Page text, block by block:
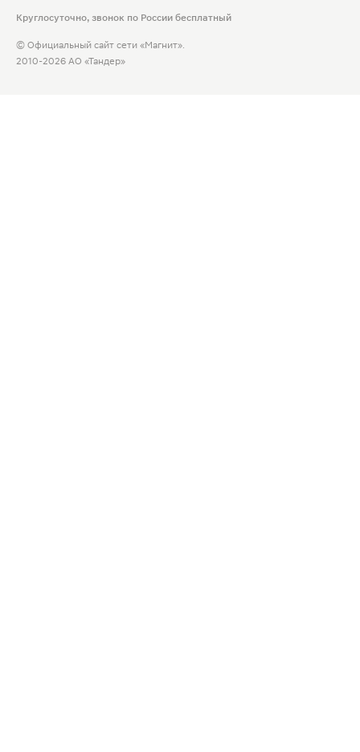
Круглосуточно, звонок по России бесплатный
© Официальный сайт сети «Магнит».
2010-2026 АО «Тандер»